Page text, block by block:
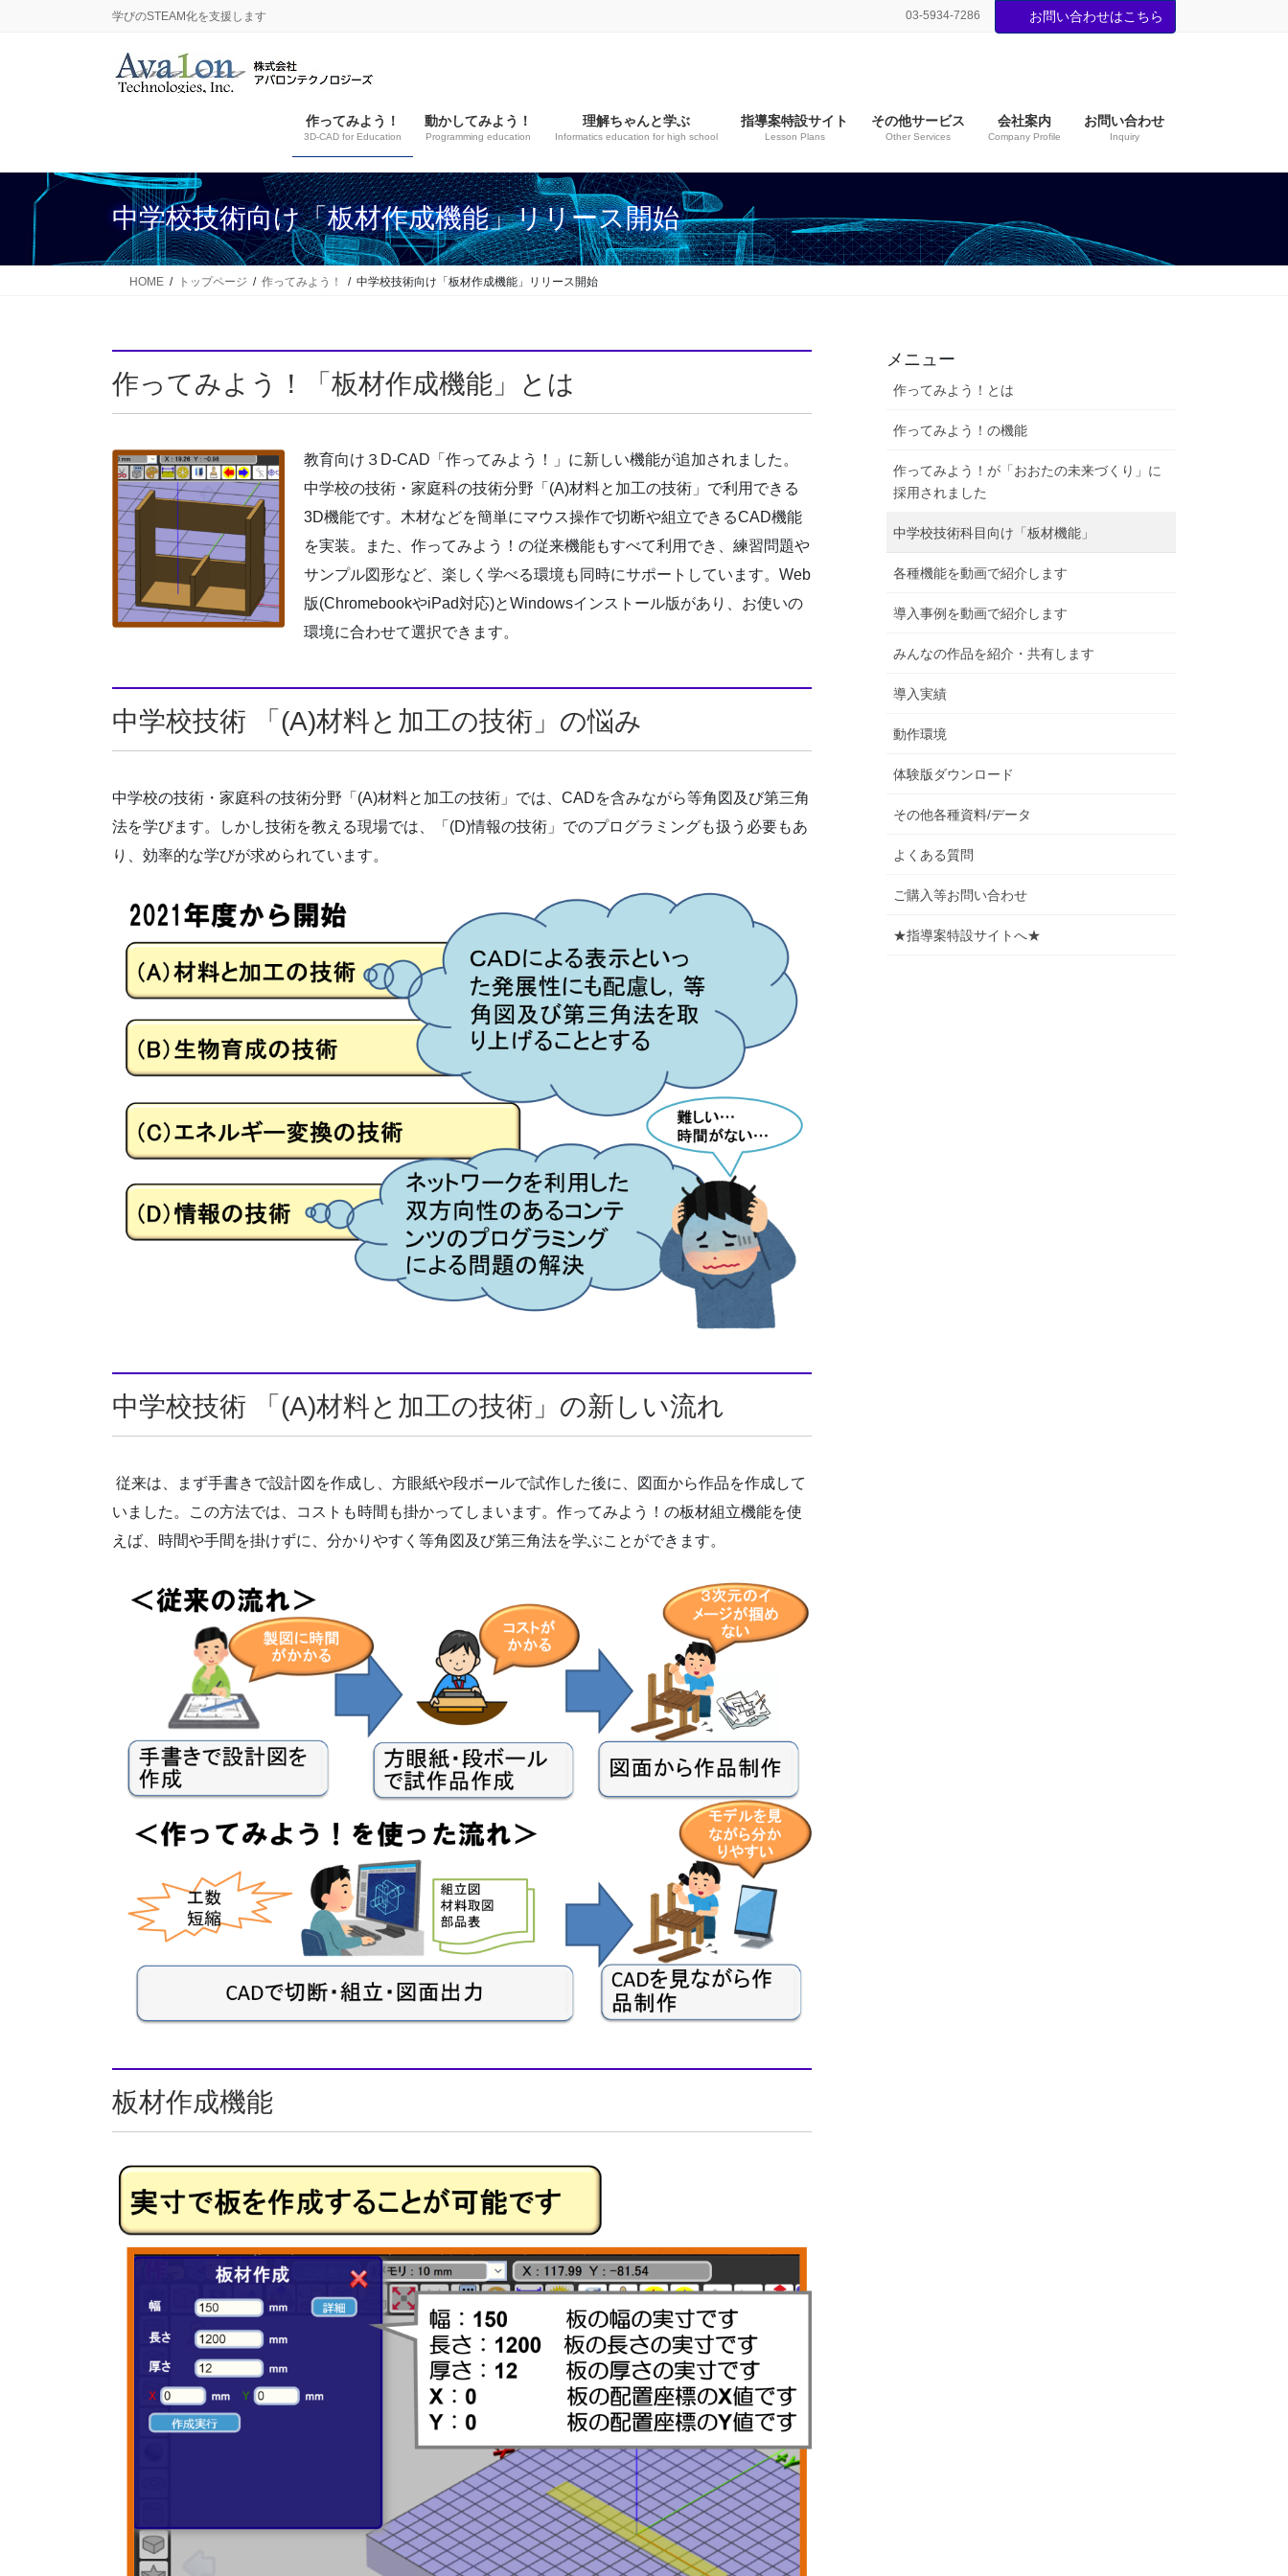
動
に
学びのSTEAM化を支援します 03-5934-7286 お問い合わせはこちら
作ってみよう！
3D‐CAD for Education
動かしてみよう！
Programming education
理解ちゃんと学ぶ
Informatics education for high school
指導案特設サイト
Lesson Plans
その他サービス
Other Services
会社案内
Company Profile
お問い合わせ
Inquiry
中学校技術向け「板材作成機能」リリース開始
HOME トップページ 作ってみよう！ 中学校技術向け「板材作成機能」リリース開始
作ってみよう！「板材作成機能」とは
教育向け３D-CAD「作ってみよう！」に新しい機能が追加されました。
中学校の技術・家庭科の技術分野「(A)材料と加工の技術」で利用できる
3D機能です。木材などを簡単にマウス操作で切断や組立できるCAD機能
を実装。また、作ってみよう！の従来機能もすべて利用でき、練習問題や
サンプル図形など、楽しく学べる環境も同時にサポートしています。Web
版(ChromebookやiPad対応)とWindowsインストール版があり、お使いの
環境に合わせて選択できます。
中学校技術 「(A)材料と加工の技術」の悩み
中学校の技術・家庭科の技術分野「(A)材料と加工の技術」では、CADを含みながら等角図及び第三角
法を学びます。しかし技術を教える現場では、「(D)情報の技術」でのプログラミングも扱う必要もあ
り、効率的な学びが求められています。
中学校技術 「(A)材料と加工の技術」の新しい流れ
従来は、まず手書きで設計図を作成し、方眼紙や段ボールで試作した後に、図面から作品を作成して
いました。この方法では、コストも時間も掛かってしまいます。作ってみよう！の板材組立機能を使
えば、時間や手間を掛けずに、分かりやすく等角図及び第三角法を学ぶことができます。
板材作成機能
メニュー
作ってみよう！とは
作ってみよう！の機能
作ってみよう！が「おおたの未来づくり」に
採用されました
中学校技術科目向け「板材機能」
各種機能を動画で紹介します
導入事例を動画で紹介します
みんなの作品を紹介・共有します
導入実績
動作環境
体験版ダウンロード
その他各種資料/データ
よくある質問
ご購入等お問い合わせ
★指導案特設サイトへ★